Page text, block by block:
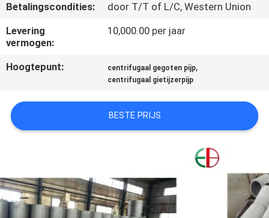
NIEUWS
VERZOEK
EEN
CITAAT
PRIVACYBELEID
Betalingscondities:
door T/T of L/C, Western Union
Levering
vermogen:
10,000.00 per jaar
Hoogtepunt: centrifugaal gegoten pijp,
centrifugaal gietijzerpijp
BESTE PRIJS